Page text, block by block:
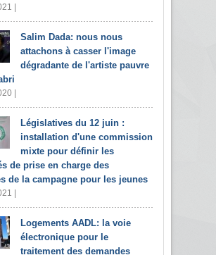
|
Salim Dada: nous nous
attachons à casser l'image
dégradante de l'artiste pauvre
|
Législatives du 12 juin :
installation d'une commission
mixte pour définir les
de prise en charge des
de la campagne pour les jeunes
|
Logements AADL: la voie
électronique pour le
traitement des demandes